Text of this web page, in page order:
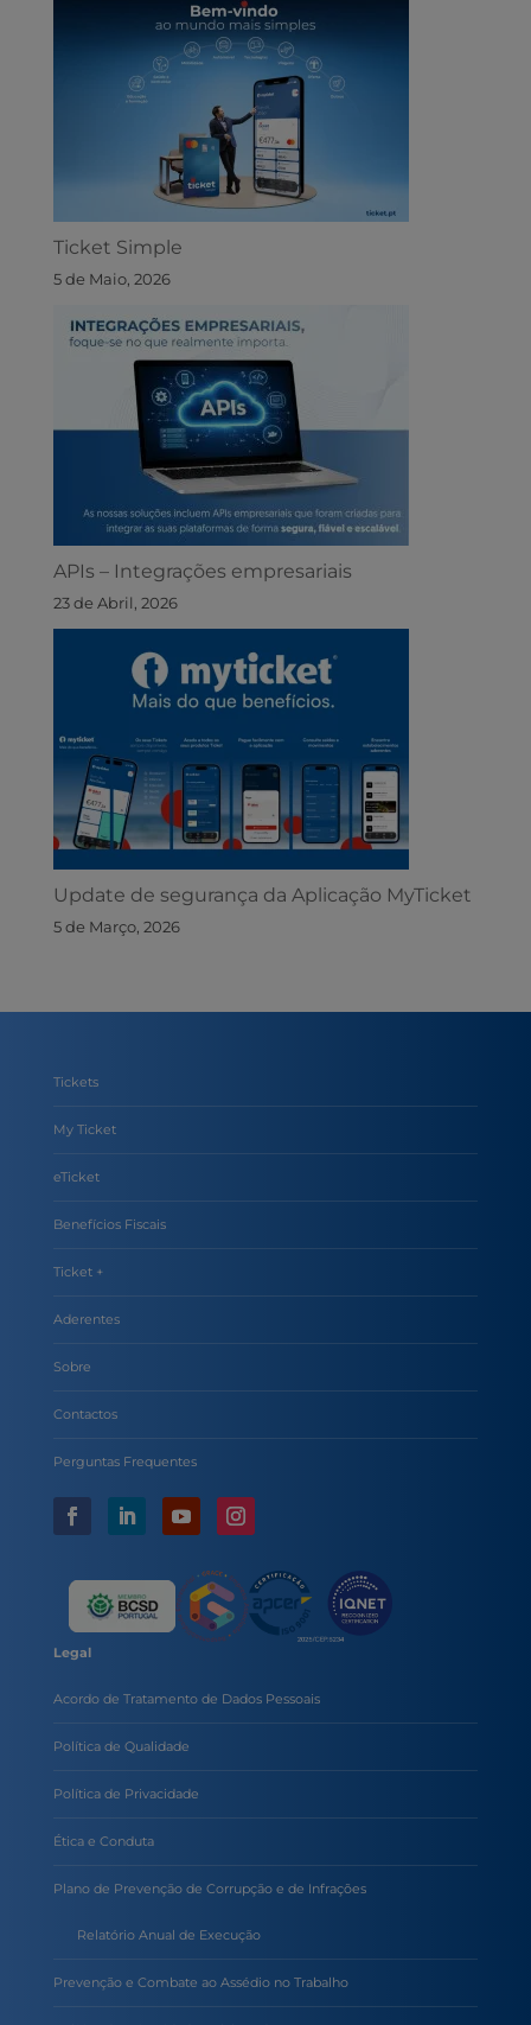
Ticket Simple
5 de Maio, 2026
APIs – Integrações empresariais
23 de Abril, 2026
Update de segurança da Aplicação MyTicket
5 de Março, 2026
Tickets
My Ticket
eTicket
Benefícios Fiscais
Ticket +
Aderentes
Sobre
Contactos
Perguntas Frequentes
Legal
Acordo de Tratamento de Dados Pessoais
Política de Qualidade
Política de Privacidade
Ética e Conduta
Plano de Prevenção de Corrupção e de Infrações
Relatório Anual de Execução
Prevenção e Combate ao Assédio no Trabalho